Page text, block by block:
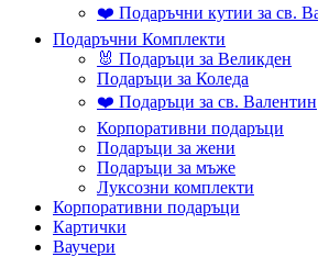
❤️ Подаръчни кутии за св.
Подаръчни Комплекти
🐰 Подаръци за Великден
Подаръци за Коледа
❤️ Подаръци за св. Валентин
Корпоративни подаръци
Подаръци за жени
Подаръци за мъже
Луксозни комплекти
Корпоративни подаръци
Картички
Ваучери